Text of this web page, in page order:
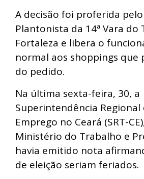
A decisão foi proferida pelo
Plantonista da 14ª Vara do
Fortaleza e libera o
normal aos shoppings que
do pedido.
Na última sexta-feira, 30, a
Superintendência
Emprego no Ceará (SRT-
Ministério do Trabalho e
havia emitido nota
de eleição seriam feriados.